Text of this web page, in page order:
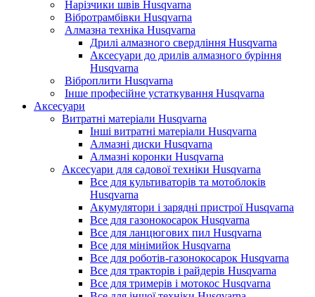
Нарізчики швів Husqvarna
Вібротрамбівки Husqvarna
Алмазна техніка Husqvarna
Дрилі алмазного свердління Husqvarna
Аксесуари до дрилів алмазного буріння
Husqvarna
Віброплити Husqvarna
Інше професійне устаткування Husqvarna
Аксесуари
Витратні матеріали Husqvarna
Інші витратні матеріали Husqvarna
Алмазні диски Husqvarna
Алмазні коронки Husqvarna
Аксесуари для садової техніки Husqvarna
Все для культиваторів та мотоблоків
Husqvarna
Акумулятори і зарядні пристрої Husqvarna
Все для газонокосарок Husqvarna
Все для ланцюгових пил Husqvarna
Все для мінімийок Husqvarna
Все для роботів-газонокосарок Husqvarna
Все для тракторів і райдерів Husqvarna
Все для тримерів і мотокос Husqvarna